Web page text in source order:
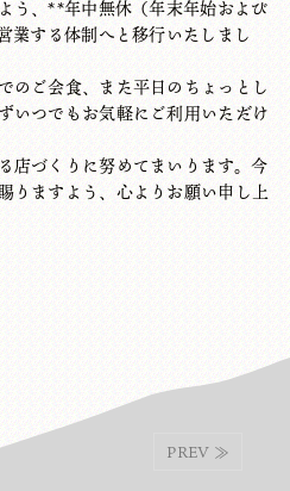
う、**年中無休（年末年始および
業する体制へと移行いたしまし
のご会食、また平日のちょっとし
いつでもお気軽にご利用いただけ
店づくりに努めてまいります。今
りますよう、心よりお願い申し上
PREV ≫